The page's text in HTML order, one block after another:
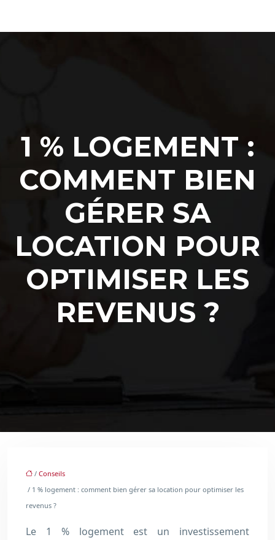
1 % LOGEMENT :
COMMENT BIEN
GÉRER SA
LOCATION POUR
OPTIMISER LES
REVENUS ?
/ Conseils
/ 1 % logement : comment bien gérer sa location pour optimiser les
revenus ?
Le 1 % logement est un investissement